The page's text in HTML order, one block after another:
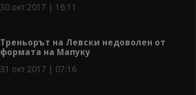
30 окт 2017 | 16:11
Треньорът на Левски недоволен от
формата на Мапуку
31 окт 2017 | 07:16